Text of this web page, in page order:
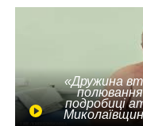
«Дружина
подробиці